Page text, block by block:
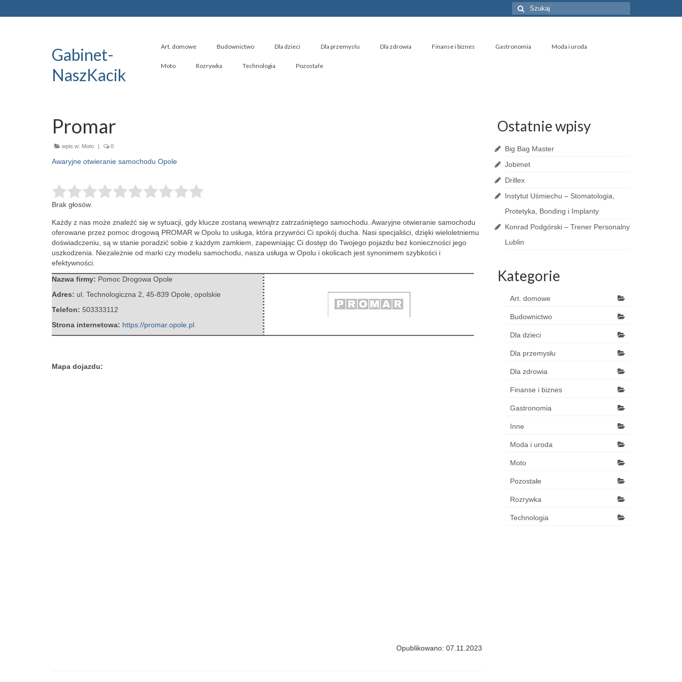
Szuklaj
w:
Gabinet-
NaszKacik
Art. domowe Budownictwo Dla dzieci Dla przemysłu Dla zdrowia Finanse i biznes Gastronomia Moda i uroda
Moto Rozrywka Technologia Pozostałe
Promar
wpis w: Moto | 0
Awaryjne otwieranie samochodu Opole
Brak głosów.
Każdy z nas może znaleźć się w sytuacji, gdy klucze zostaną wewnątrz zatrzaśniętego samochodu. Awaryjne otwieranie samochodu
oferowane przez pomoc drogową PROMAR w Opolu to usługa, która przywróci Ci spokój ducha. Nasi specjaliści, dzięki wieloletniemu
doświadczeniu, są w stanie poradzić sobie z każdym zamkiem, zapewniając Ci dostęp do Twojego pojazdu bez konieczności jego
uszkodzenia. Niezależnie od marki czy modelu samochodu, nasza usługa w Opolu i okolicach jest synonimem szybkości i
efektywności.
Nazwa firmy: Pomoc Drogowa Opole
Adres: ul. Technologiczna 2 45-839 Opole opolskie
Telefon: 503333112
Strona internetowa: https://promar.opole.pl
Mapa dojazdu:
Opublikowano: 07.11.2023
Ostatnie wpisy
Big Bag Master
Jobimet
Drillex
Instytut Uśmiechu – Stomatologia,
Protetyka, Bonding i Implanty
Konrad Podgórski – Trener Personalny
Lublin
Kategorie
Art. domowe
Budownictwo
Dla dzieci
Dla przemysłu
Dla zdrowia
Finanse i biznes
Gastronomia
Inne
Moda i uroda
Moto
Pozostałe
Rozrywka
Technologia